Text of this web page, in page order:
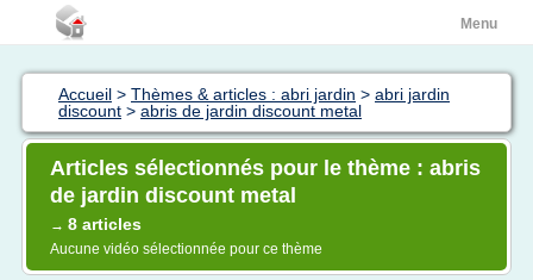
Menu
Accueil > Thèmes & articles : abri jardin > abri jardin
discount > abris de jardin discount metal
Articles sélectionnés pour le thème : abris
de jardin discount metal
→ 8 articles
Aucune vidéo sélectionnée pour ce thème